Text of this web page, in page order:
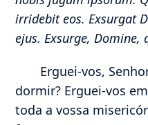
irridebit eos. Exsurgat
ejus. Exsurge, Domine,
Erguei-vos,
dormir? Erguei-vos
toda a vossa